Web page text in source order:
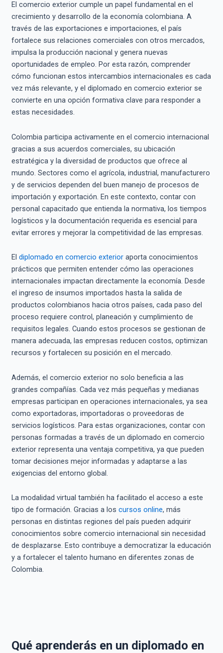
El comercio exterior cumple un papel fundamental en el
crecimiento y desarrollo de la economía colombiana. A
través de las exportaciones e importaciones, el país
fortalece sus relaciones comerciales con otros mercados,
impulsa la producción nacional y genera nuevas
oportunidades de empleo. Por esta razón, comprender
cómo funcionan estos intercambios internacionales es cada
vez más relevante, y el diplomado en comercio exterior se
convierte en una opción formativa clave para responder a
estas necesidades.
Colombia participa activamente en el comercio internacional
gracias a sus acuerdos comerciales, su ubicación
estratégica y la diversidad de productos que ofrece al
mundo. Sectores como el agrícola, industrial, manufacturero
y de servicios dependen del buen manejo de procesos de
importación y exportación. En este contexto, contar con
personal capacitado que entienda la normativa, los tiempos
logísticos y la documentación requerida es esencial para
evitar errores y mejorar la competitividad de las empresas.
El diplomado en comercio exterioraporta conocimientos
prácticos que permiten entender cómo las operaciones
internacionales impactan directamente la economía. Desde
el ingreso de insumos importados hasta la salida de
productos colombianos hacia otros países, cada paso del
proceso requiere control, planeación y cumplimiento de
requisitos legales. Cuando estos procesos se gestionan de
manera adecuada, las empresas reducen costos, optimizan
recursos y fortalecen su posición en el mercado.
Además, el comercio exterior no solo beneficia a las
grandes compañías. Cada vez más pequeñas y medianas
empresas participan en operaciones internacionales, ya sea
como exportadoras, importadoras o proveedoras de
servicios logísticos. Para estas organizaciones, contar con
personas formadas a través de un diplomado en comercio
exterior representa una ventaja competitiva, ya que pueden
tomar decisiones mejor informadas y adaptarse a las
exigencias del entorno global.
La modalidad virtual también ha facilitado el acceso a este
tipo de formación. Gracias a los cursos online, más
personas en distintas regiones del país pueden adquirir
conocimientos sobre comercio internacional sin necesidad
de desplazarse. Esto contribuye a democratizar la educación
y a fortalecer el talento humano en diferentes zonas de
Colombia.
Qué aprenderás en un diplomado en